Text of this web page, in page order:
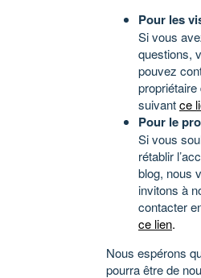
Pour les
Si vous
questions,
pouvez
propriétaire
suivantce
Pour le
Si vous
rétablir
blog, nous
invitons à
contacter
ce lien.
Nous espérons
pourra être de